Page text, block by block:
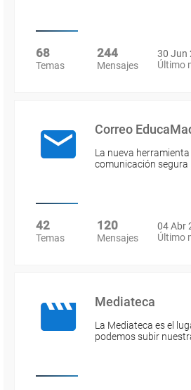
68
Temas
244
Mensajes
30 Jun
Último
Correo
La nueva
comunicación segura
42
Temas
120
Mensajes
04 Abr
Último
Mediateca
La Mediateca es el
podemos subir